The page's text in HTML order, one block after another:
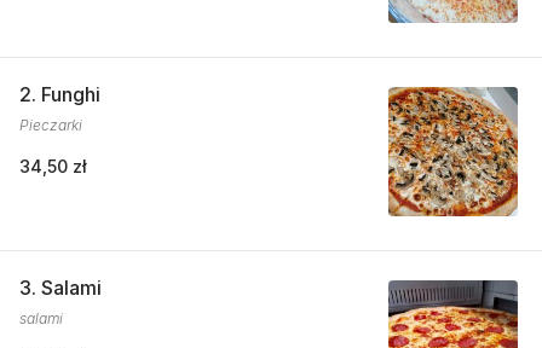
2. Funghi
Pieczarki
34,50 zł
3. Salami
salami